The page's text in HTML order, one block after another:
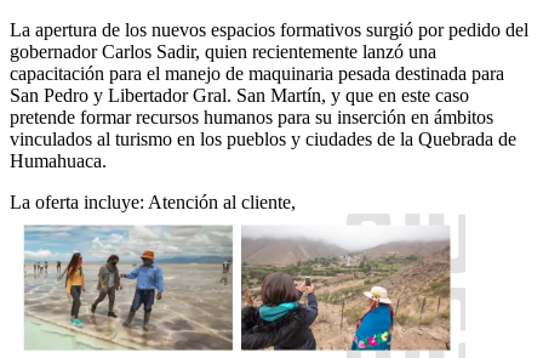
La apertura de los nuevos espacios formativos surgió por pedido del
gobernador Carlos Sadir, quien recientemente lanzó una
capacitación para el manejo de maquinaria pesada destinada para
San Pedro y Libertador Gral. San Martín, y que en este caso
pretende formar recursos humanos para su inserción en ámbitos
vinculados al turismo en los pueblos y ciudades de la Quebrada de
Humahuaca.
La oferta incluye: Atención al cliente,